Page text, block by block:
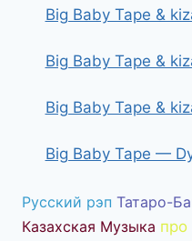
Big Baby Tape &
Big Baby Tape &
Big Baby Tape &
Big Baby Tape —
Русский рэп Татаро-
Казахская Музыка